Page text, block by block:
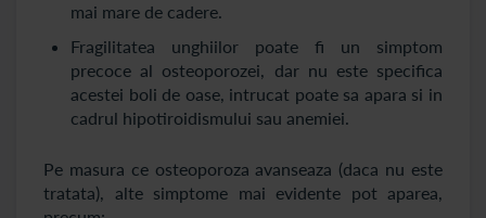
mai mare de cadere.
Fragilitatea unghiilor poate fi un simptom
precoce al osteoporozei, dar nu este specifica
acestei boli de oase, intrucat poate sa apara si in
cadrul hipotiroidismului sau anemiei.
Pe masura ce osteoporoza avanseaza (daca nu este
tratata), alte simptome mai evidente pot aparea,